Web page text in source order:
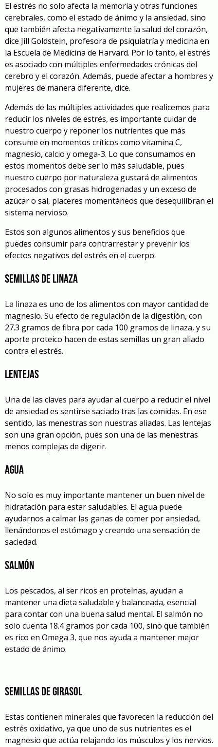
El estrés no solo afecta la memoria y otras funciones
cerebrales, como el estado de ánimo y la ansiedad, sino
que también afecta negativamente la salud del corazón,
dice Jill Goldstein, profesora de psiquiatría y medicina en
la Escuela de Medicina de Harvard. Por lo tanto, el estrés
es asociado con múltiples enfermedades crónicas del
cerebro y el corazón. Además, puede afectar a hombres y
mujeres de manera diferente, dice.
Además de las múltiples actividades que realicemos para
reducir los niveles de estrés, es importante cuidar de
nuestro cuerpo y reponer los nutrientes que más
consume en momentos críticos como vitamina C,
magnesio, calcio y omega-3. Lo que consumamos en
estos momentos debe ser lo más saludable, pues
nuestro cuerpo por naturaleza gustará de alimentos
procesados con grasas hidrogenadas y un exceso de
azúcar o sal, placeres momentáneos que desequilibran el
sistema nervioso.
Estos son algunos alimentos y sus beneficios que
puedes consumir para contrarrestar y prevenir los
efectos negativos del estrés en el cuerpo:
Semillas de linaza
La linaza es uno de los alimentos con mayor cantidad de
magnesio. Su efecto de regulación de la digestión, con
27.3 gramos de fibra por cada 100 gramos de linaza, y su
aporte proteico hacen de estas semillas un gran aliado
contra el estrés.
Lentejas
Una de las claves para ayudar al cuerpo a reducir el nivel
de ansiedad es sentirse saciado tras las comidas. En ese
sentido, las menestras son nuestras aliadas. Las lentejas
son una gran opción, pues son una de las menestras
menos complejas de digerir.
Agua
No solo es muy importante mantener un buen nivel de
hidratación para estar saludables. El agua puede
ayudarnos a calmar las ganas de comer por ansiedad,
llenándonos el estómago y creando una sensación de
saciedad.
Salmón
Los pescados, al ser ricos en proteínas, ayudan a
mantener una dieta saludable y balanceada, esencial
para contar con una buena salud mental. El salmón no
solo cuenta 18.4 gramos por cada 100, sino que también
es rico en Omega 3, que nos ayuda a mantener mejor
estado de ánimo.
Semillas de girasol
Estas contienen minerales que favorecen la reducción del
estrés oxidativo, ya que uno de sus nutrientes es el
magnesio que actúa relajando los músculos y los nervios.